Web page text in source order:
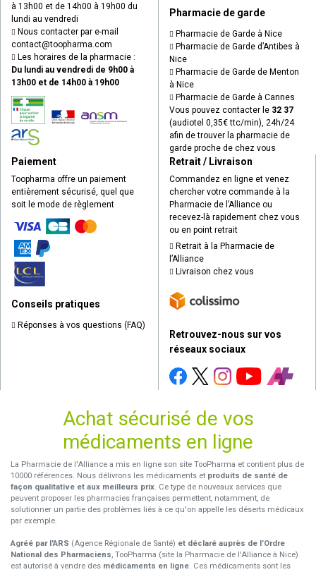
à 13h00 et de 14h00 à 19h00 du
lundi au vendredi
Nous contacter par e-mail
contact@toopharma.com
Les horaires de la pharmacie :
Du lundi au vendredi de 9h00 à
13h00 et de 14h00 à 19h00
Pharmacie de garde
Pharmacie de Garde à Nice
Pharmacie de Garde d’Antibes à
Nice
Pharmacie de Garde de Menton
à Nice
Pharmacie de Garde à Cannes
Vous pouvez contacter le 32 37
(audiotel 0,35€ ttc/min), 24h/24
afin de trouver la pharmacie de
garde proche de chez vous
Paiement
Toopharma offre un paiement
entièrement sécurisé, quel que
soit le mode de règlement
Conseils pratiques
Réponses à vos questions (FAQ)
Retrait / Livraison
Commandez en ligne et venez
chercher votre commande à la
Pharmacie de l’Alliance ou
recevez-là rapidement chez vous
ou en point retrait
Retrait à la Pharmacie de
l’Alliance
Livraison chez vous
Retrouvez-nous sur vos
réseaux sociaux
Achat sécurisé de vos
médicaments en ligne
La Pharmacie de l'Alliance a mis en ligne son site TooPharma et contient plus de
10000 références. Nous délivrons les médicaments et produits de santé de
façon qualitative et aux meilleurs prix. Ce type de nouveaux services que
peuvent proposer les pharmacies françaises permettent, notamment, de
solutionner un partie des problèmes liés à ce qu'on appelle les déserts médicaux
par exemple.
Agréé par l'ARS (Agence Régionale de Santé) et déclaré auprès de l’Ordre
National des Pharmaciens, TooPharma (site la Pharmacie de l'Alliance à Nice)
est autorisé à vendre des médicaments en ligne. Ces médicaments sont les